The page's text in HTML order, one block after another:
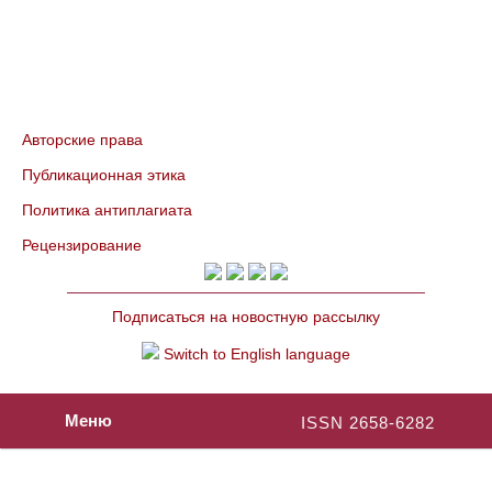
Авторские права
Публикационная этика
Политика антиплагиата
Рецензирование
Подписаться на новостную рассылку
Switch to English language
ISSN 2658-6282
Меню